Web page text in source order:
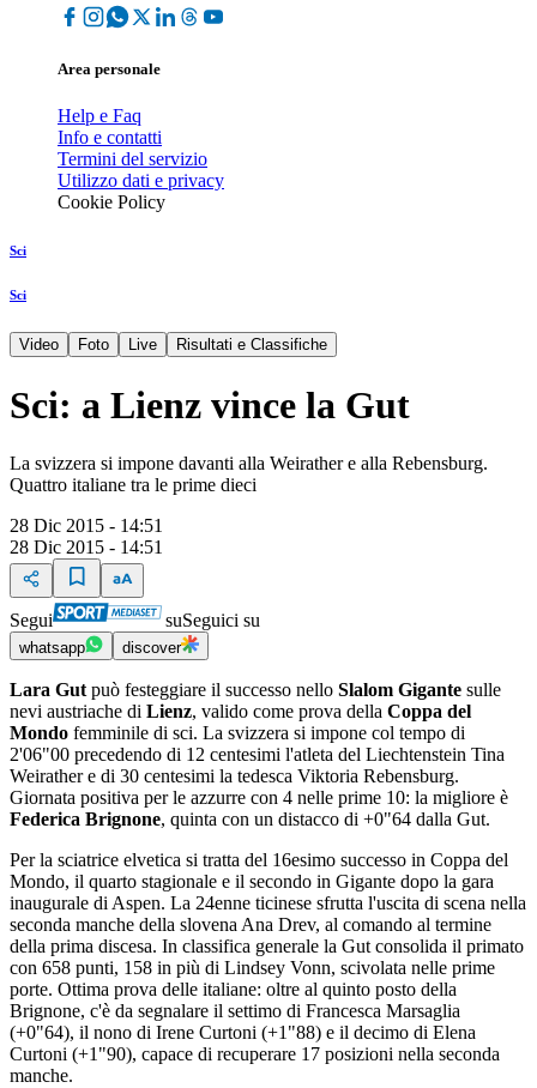
Area personale
Help e Faq
Info e contatti
Termini del servizio
Utilizzo dati e privacy
Cookie Policy
Sci
Sci
Video Foto Live Risultati e Classifiche
Sci: a Lienz vince la Gut
La svizzera si impone davanti alla Weirather e alla Rebensburg.
Quattro italiane tra le prime dieci
28 Dic 2015 - 14:51
28 Dic 2015 - 14:51
Segui suSeguici su
whatsapp discover
Lara Gut può festeggiare il successo nello Slalom Gigante sulle
nevi austriache di Lienz, valido come prova della Coppa del
Mondo femminile di sci. La svizzera si impone col tempo di
2'06"00 precedendo di 12 centesimi l'atleta del Liechtenstein Tina
Weirather e di 30 centesimi la tedesca Viktoria Rebensburg.
Giornata positiva per le azzurre con 4 nelle prime 10: la migliore è
Federica Brignone, quinta con un distacco di +0"64 dalla Gut.
Per la sciatrice elvetica si tratta del 16esimo successo in Coppa del
Mondo, il quarto stagionale e il secondo in Gigante dopo la gara
inaugurale di Aspen. La 24enne ticinese sfrutta l'uscita di scena nella
seconda manche della slovena Ana Drev, al comando al termine
della prima discesa. In classifica generale la Gut consolida il primato
con 658 punti, 158 in più di Lindsey Vonn, scivolata nelle prime
porte. Ottima prova delle italiane: oltre al quinto posto della
Brignone, c'è da segnalare il settimo di Francesca Marsaglia
(+0"64), il nono di Irene Curtoni (+1"88) e il decimo di Elena
Curtoni (+1"90), capace di recuperare 17 posizioni nella seconda
manche.